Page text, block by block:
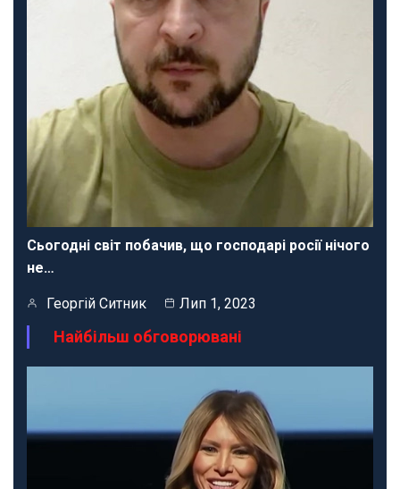
Сьогодні світ побачив, що господарі росії нічого
не…
Георгій Ситник Лип 1, 2023
Найбільш обговорювані